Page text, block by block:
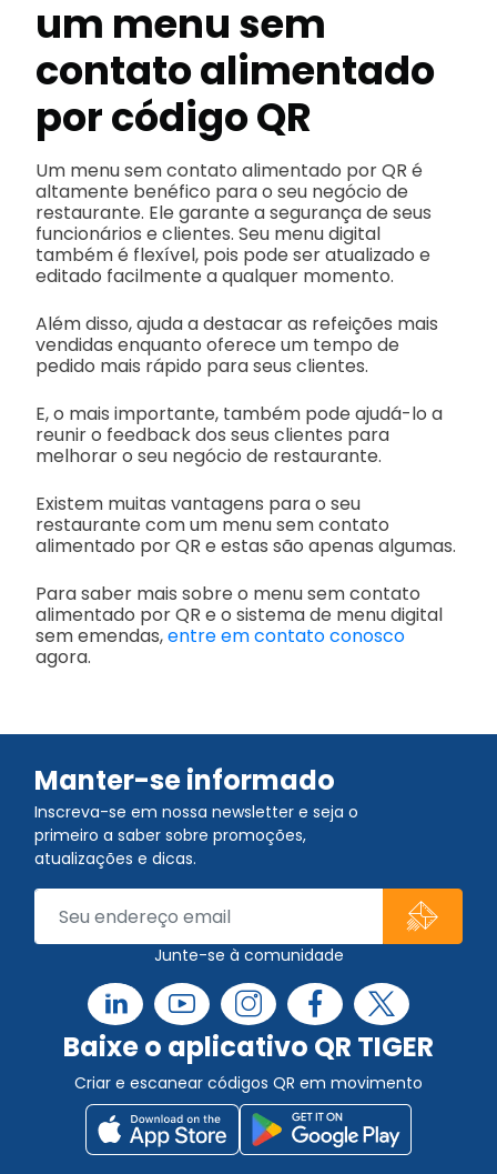
um menu sem
contato alimentado
por código QR
Um menu sem contato alimentado por QR é
altamente benéfico para o seu negócio de
restaurante. Ele garante a segurança de seus
funcionários e clientes. Seu menu digital
também é flexível, pois pode ser atualizado e
editado facilmente a qualquer momento.
Além disso, ajuda a destacar as refeições mais
vendidas enquanto oferece um tempo de
pedido mais rápido para seus clientes.
E, o mais importante, também pode ajudá-lo a
reunir o feedback dos seus clientes para
melhorar o seu negócio de restaurante.
Existem muitas vantagens para o seu
restaurante com um menu sem contato
alimentado por QR e estas são apenas algumas.
Para saber mais sobre o menu sem contato
alimentado por QR e o sistema de menu digital
sem emendas,entre em contato conosco
agora.
Manter-se informado
Inscreva-se em nossa newsletter e seja o
primeiro a saber sobre promoções,
atualizações e dicas.
Junte-se à comunidade
Baixe o aplicativo QR TIGER
Criar e escanear códigos QR em movimento